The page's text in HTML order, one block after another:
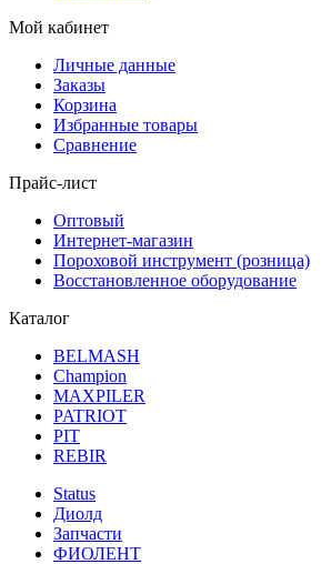
Мой кабинет
Личные данные
Заказы
Корзина
Избранные товары
Сравнение
Прайс-лист
Оптовый
Интернет-магазин
Пороховой инструмент (розница)
Восстановленное оборудование
Каталог
BELMASH
Champion
MAXPILER
PATRIOT
PIT
REBIR
Status
Диолд
Запчасти
ФИОЛЕНТ